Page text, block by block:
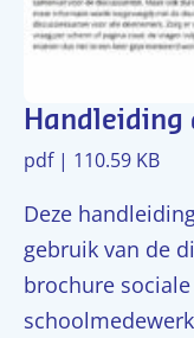
pdf | 110.59 KB
Deze
gebruik van de
brochure